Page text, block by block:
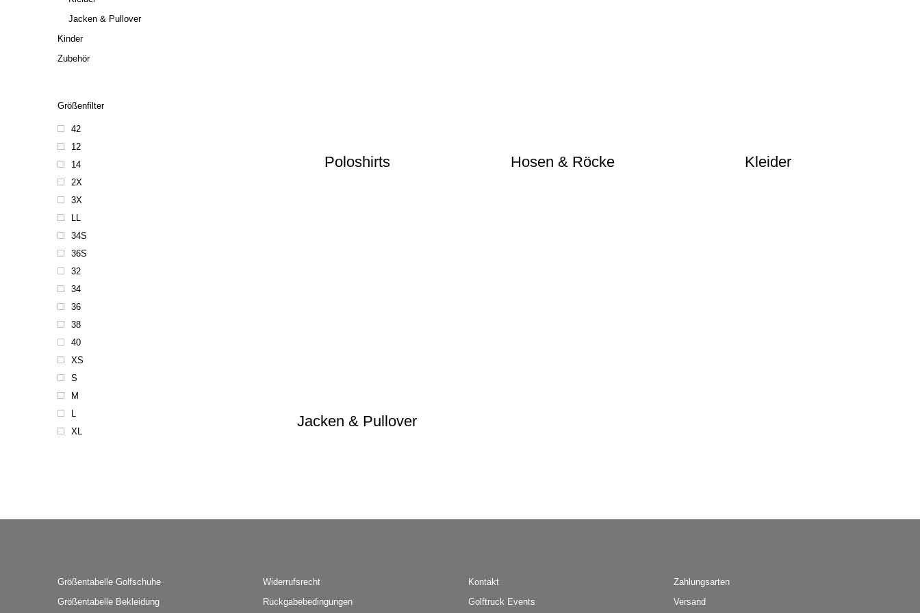
Jacken & Pullover
Kinder
Zubehör
Größenfilter
42
12
14
2X
3X
LL
34S
36S
32
34
36
38
40
XS
S
M
L
XL
Poloshirts Hosen & Röcke Kleider
Jacken & Pullover
Größentabelle Golfschuhe
Größentabelle Bekleidung
Widerrufsrecht
Rückgabebedingungen
Kontakt
Golftruck Events
Zahlungsarten
Versand